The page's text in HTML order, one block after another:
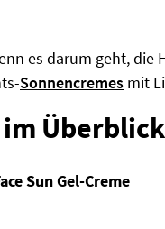
es darum geht, die
Sonnencremes mit
im Überblick
Sun Gel-Creme